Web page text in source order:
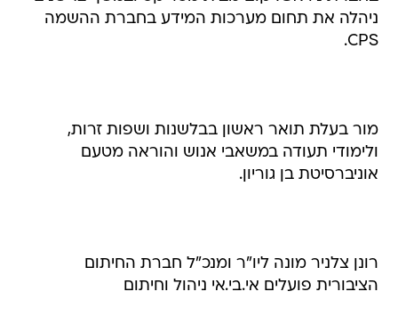
ניהלה את תחום מערכות המידע בחברת ההשמה
CPS.
מור בעלת תואר ראשון בבלשנות ושפות זרות,
ולימודי תעודה במשאבי אנוש והוראה מטעם
אוניברסיטת בן גוריון.
רונן צלניר מונה ליו"ר ומנכ"ל חברת החיתום
הציבורית פועלים אי.בי.אי ניהול וחיתום